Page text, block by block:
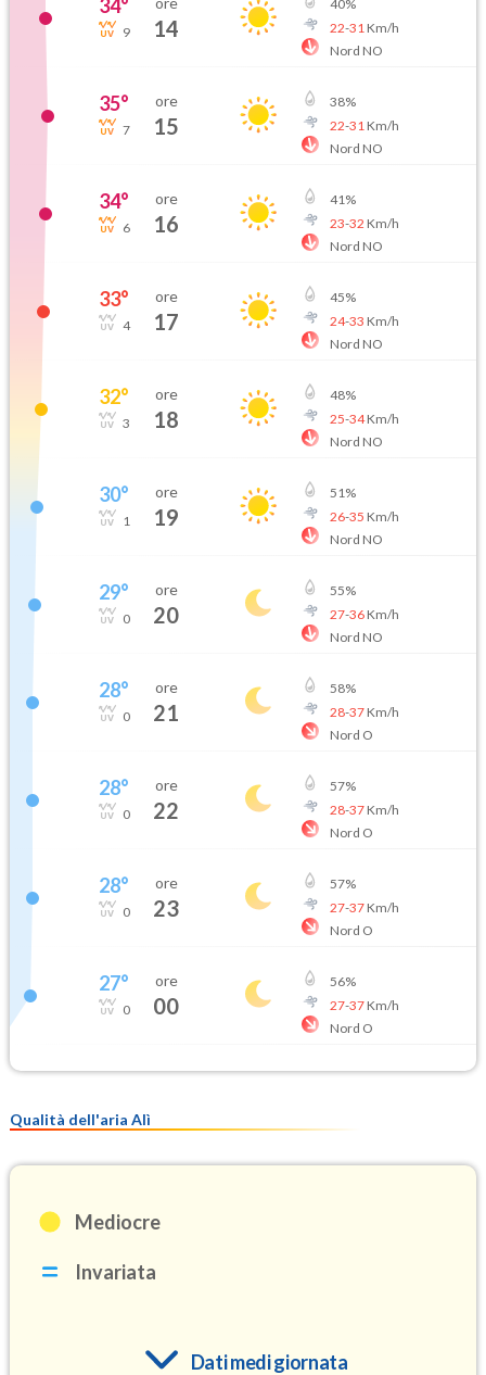
34°
9 14
40%
22-31 Km/h
Nord NO
35°
7
ore
15
38%
22-31 Km/h
Nord NO
34°
6
ore
16
41%
23-32 Km/h
Nord NO
33°
4
ore
17
45%
24-33 Km/h
Nord NO
32°
3
ore
18
48%
25-34Km/h
Nord NO
30°
1
ore
19
51%
26-35 Km/h
Nord NO
29°
0
ore
20
55%
27-36Km/h
Nord NO
28°
0
ore
21
58%
28-37Km/h
Nord O
28°
0
ore
22
57%
28-37Km/h
Nord O
28°
0
ore
23
57%
27-37Km/h
Nord O
27°
0
ore
00
56%
27-37Km/h
Nord O
Qualità dell'aria Alì
Mediocre
Invariata
Dati medi giornata